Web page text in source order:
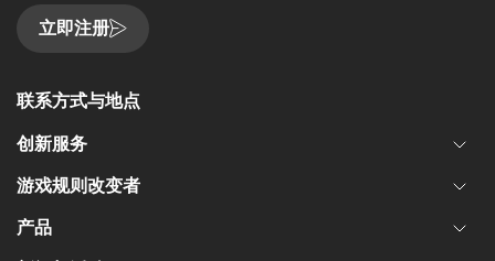
立即注册
联系方式与地点
创新服务
联合材料开发
资金和资助
游戏规则改变者
HeiQ IoniX
产品